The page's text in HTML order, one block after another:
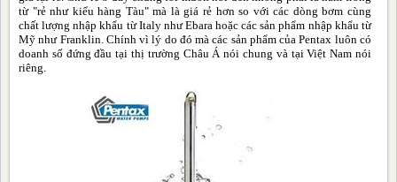
Thông tin hữu ích
từ "rẻ như kiểu hàng Tàu" mà là giá rẻ hơn so với các dòng bơm cùng
chất lượng nhập khẩu từ Italy như Ebara hoặc các sản phẩm nhập khẩu từ
Mỹ như Franklin. Chính vì lý do đó mà các sản phẩm của Pentax luôn có
doanh số đứng đầu tại thị trường Châu Á nói chung và tại Việt Nam nói
riêng.